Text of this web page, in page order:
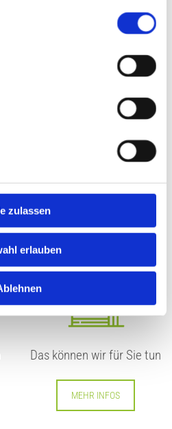
zulassen
erlauben
Das können wir für Sie tun
MEHR INFOS